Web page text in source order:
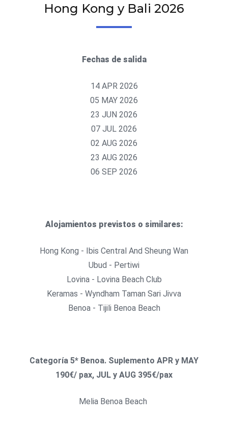
Hong Kong y Bali 2026
Fechas de salida
14 APR 2026
05 MAY 2026
23 JUN 2026
07 JUL 2026
02 AUG 2026
23 AUG 2026
06 SEP 2026
Alojamientos previstos o similares:
Hong Kong - Ibis Central And Sheung Wan
Ubud - Pertiwi
Lovina - Lovina Beach Club
Keramas - Wyndham Taman Sari Jivva
Benoa - Tijili Benoa Beach
Categoría 5* Benoa. Suplemento APR y MAY
190€/ pax, JUL y AUG 395€/pax
Melia Benoa Beach